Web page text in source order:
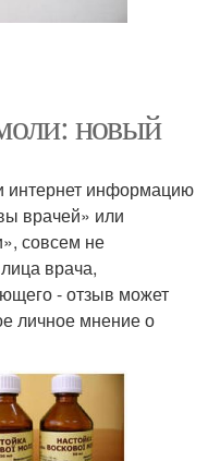
новый
интернет информацию
врачей» или
совсем не
врача,
- отзыв может
личное мнение о